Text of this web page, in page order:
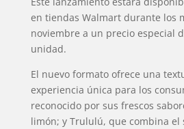
en tiendas Walmart durante los
noviembre a un precio especial
unidad.
El nuevo formato ofrece una
experiencia única para los
reconocido por sus frescos
limón; y Trululú, que combina el